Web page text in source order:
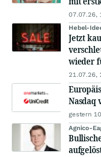
07.07.26,
Hebel-
Jetzt
wieder
21.07.26,
Nasdaq
gestern
Agnico-